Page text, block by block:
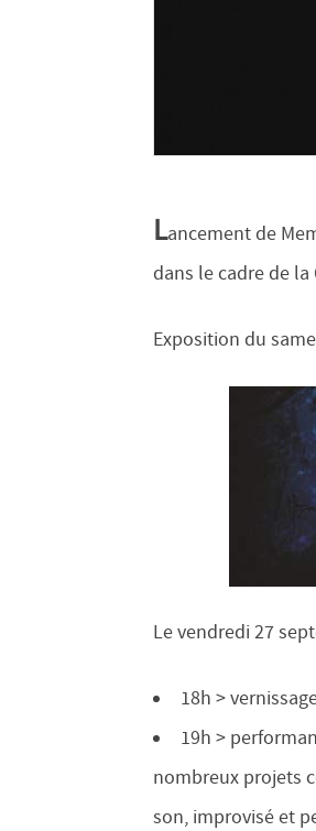
Lancement de
dans le cadre de
Exposition du
Le vendredi 27
18h >
19h >
nombreux projets
son, improvisé et